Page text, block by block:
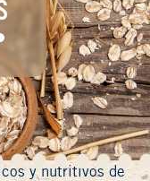
y nutritivos de